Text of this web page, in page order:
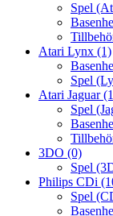
Spel
Atari Lynx (1)
Spel
Atari Jaguar
Spel
3DO (0)
Spel
Philips CDi
Spel